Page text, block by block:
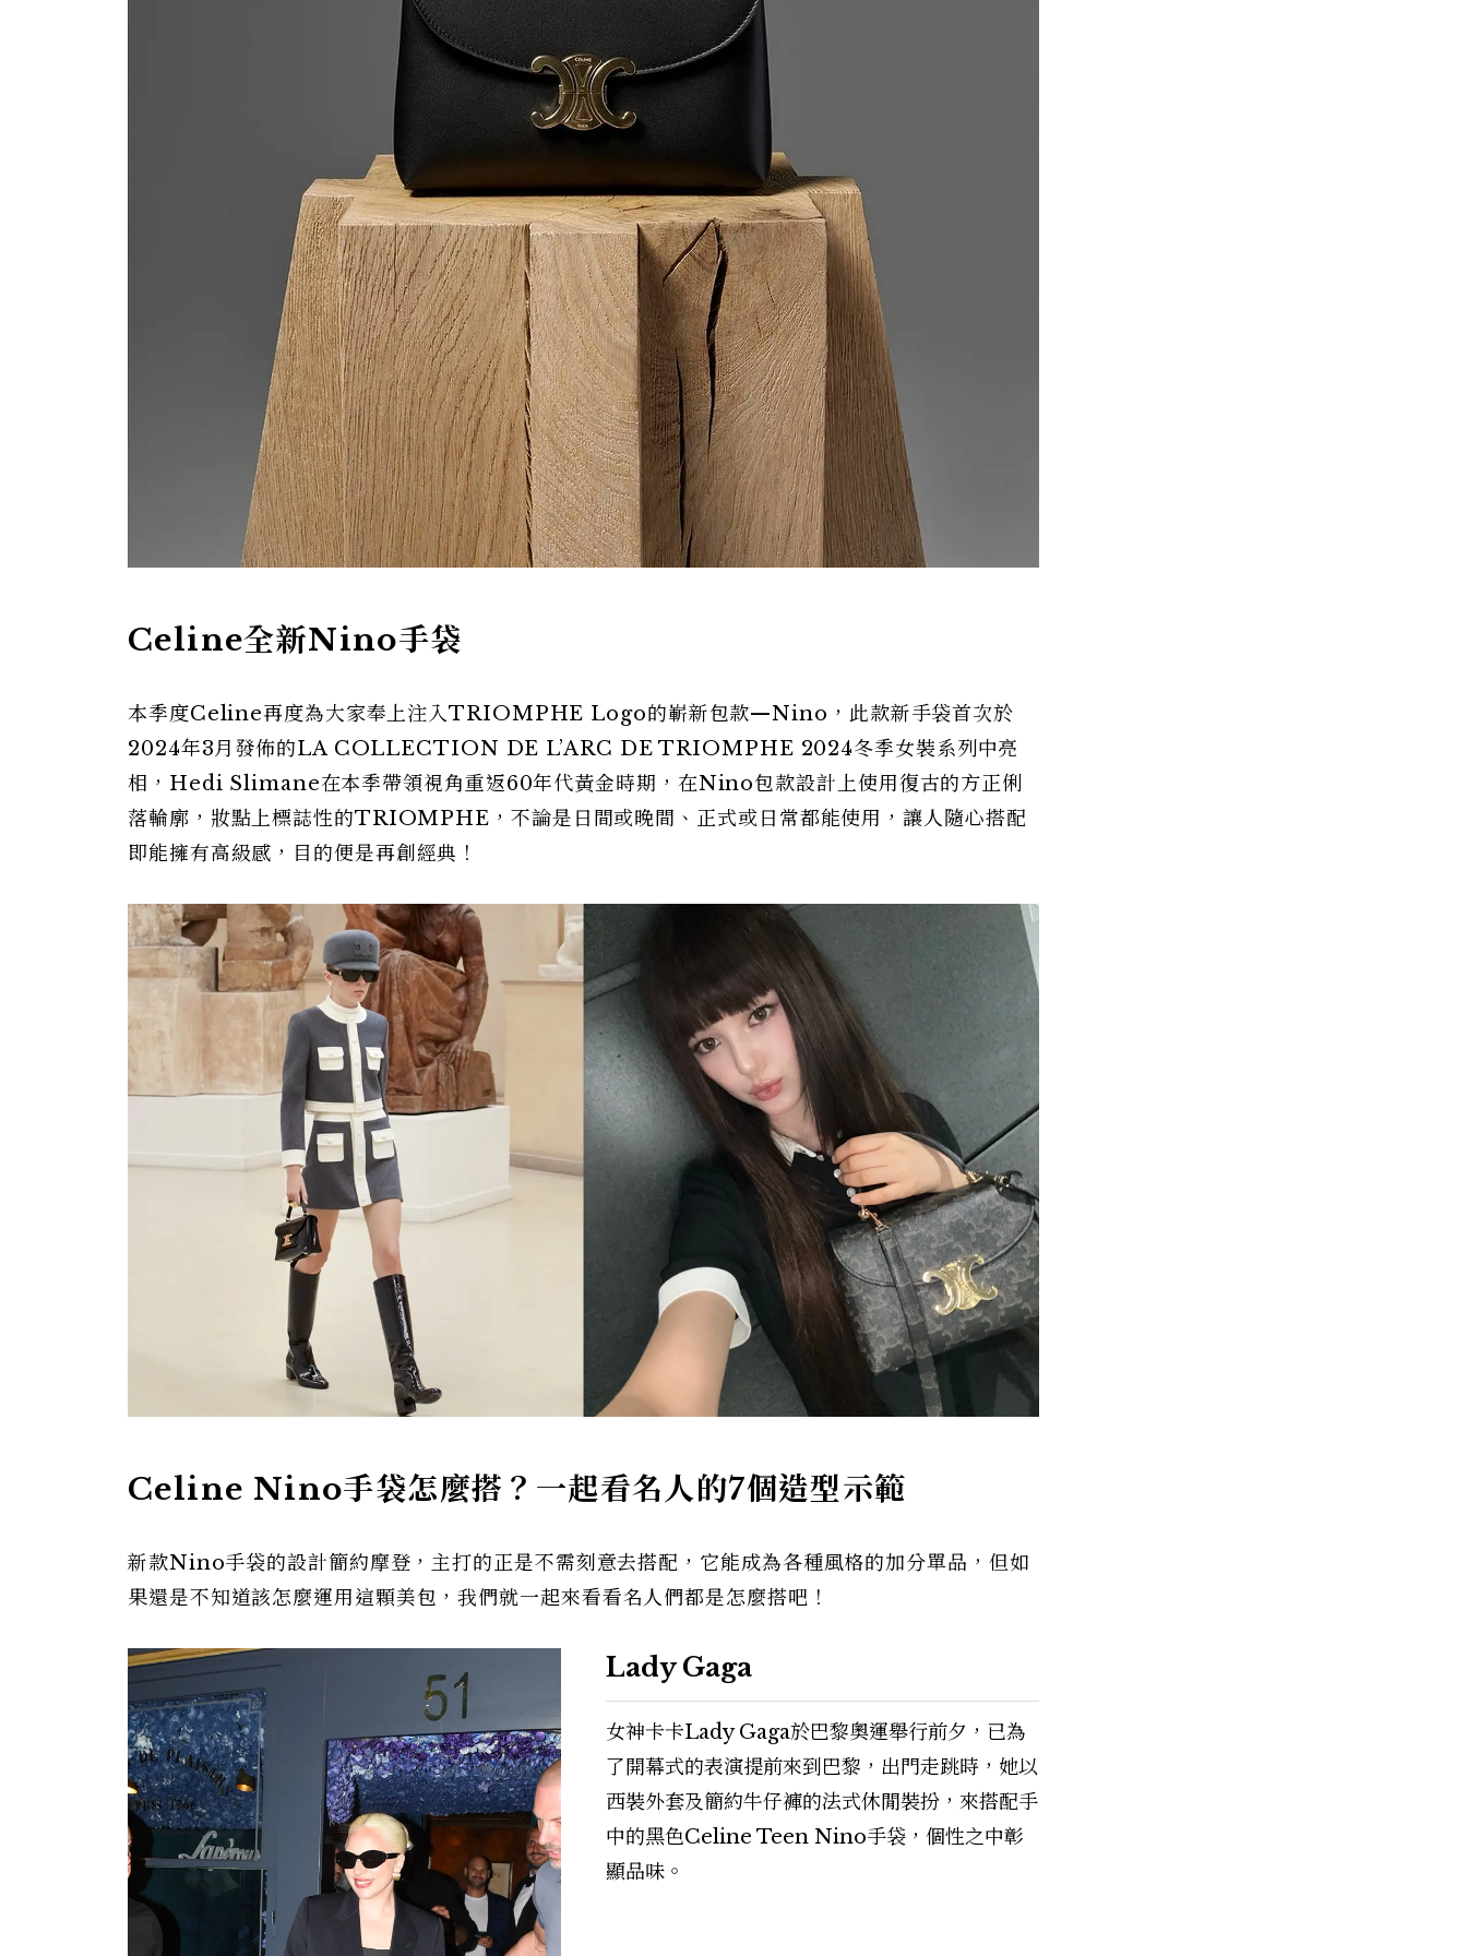
Celine全新Nino手袋
本季度Celine再度為大家奉上注入TRIOMPHE Logo的嶄新包款—Nino，此款新手袋首次於
2024年3月發佈的LA COLLECTION DE L’ARC DE TRIOMPHE 2024冬季女裝系列中亮
相，Hedi Slimane在本季帶領視角重返60年代黃金時期，在Nino包款設計上使用復古的方正俐
落輪廓，妝點上標誌性的TRIOMPHE，不論是日間或晚間、正式或日常都能使用，讓人隨心搭配
即能擁有高級感，目的便是再創經典！
Celine Nino手袋怎麼搭？一起看名人的7個造型示範
新款Nino手袋的設計簡約摩登，主打的正是不需刻意去搭配，它能成為各種風格的加分單品，但如
果還是不知道該怎麼運用這顆美包，我們就一起來看看名人們都是怎麼搭吧！
Lady Gaga
女神卡卡Lady Gaga於巴黎奧運舉行前夕，已為
了開幕式的表演提前來到巴黎，出門走跳時，她以
西裝外套及簡約牛仔褲的法式休閒裝扮，來搭配手
中的黑色Celine Teen Nino手袋，個性之中彰
顯品味。